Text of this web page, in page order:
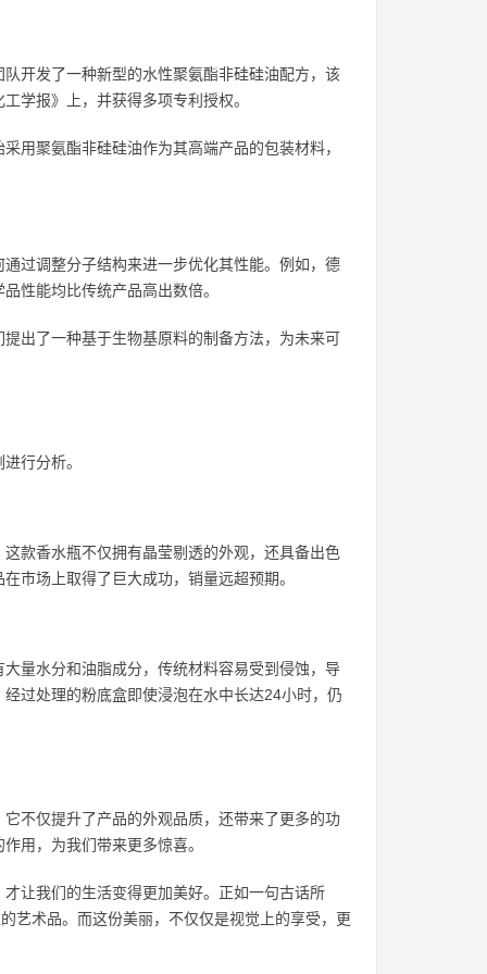
开发了一种新型的水性聚氨酯非硅硅油配方，该
学报》上，并获得多项专利授权。
用聚氨酯非硅硅油作为其高端产品的包装材料，
过调整分子结构来进一步优化其性能。例如，德
性能均比传统产品高出数倍。
出了一种基于生物基原料的制备方法，为未来可
行分析。
款香水瓶不仅拥有晶莹剔透的外观，还具备出色
市场上取得了巨大成功，销量远超预期。
量水分和油脂成分，传统材料容易受到侵蚀，导
过处理的粉底盒即使浸泡在水中长达24小时，仍
不仅提升了产品的外观品质，还带来了更多的功
用，为我们带来更多惊喜。
让我们的生活变得更加美好。正如一句古话所
艺术品。而这份美丽，不仅仅是视觉上的享受，更